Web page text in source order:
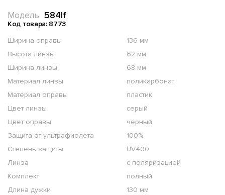
584lf
Модель
Код товара: 8773
Ширина оправы
136 мм
Высота линзы
62 мм
Ширина линзы
68 мм
Материал линзы
поликарбонат
Материал оправы
пластик
Цвет линзы
серый
Цвет оправы
чёрный
Защита от ультрафиолета
100%
Степень защиты
UV400
Линза
с поляризацией
Комплект
полный
Длина дужки
130 мм